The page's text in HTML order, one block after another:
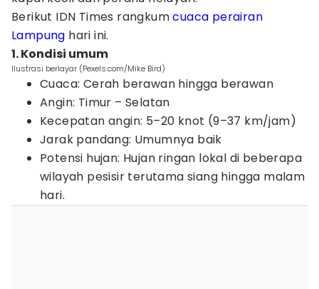
Berikut IDN Times rangkumcuaca perairan
Lampung hari ini.
1. Kondisi umum
Ilustrasi berlayar (Pexels.com/Mike Bird)
Cuaca: Cerah berawan hingga berawan
Angin: Timur – Selatan
Kecepatan angin: 5–20 knot (9–37 km/jam)
Jarak pandang: Umumnya baik
Potensi hujan: Hujan ringan lokal di beberapa
wilayah pesisir terutama siang hingga malam
hari.